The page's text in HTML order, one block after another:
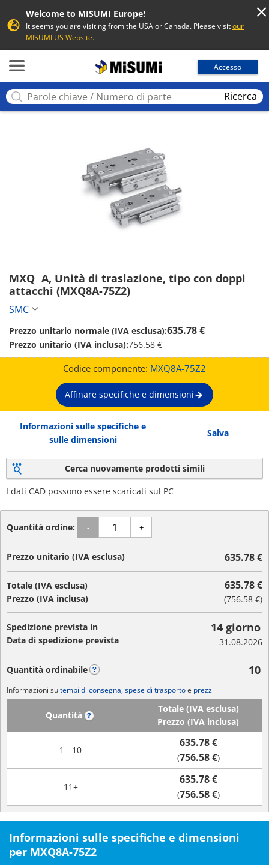
Welcome to MISUMI Europe!
It seems you are visiting from the USA or Canada. Please visitour
MISUMI US Website.
Accesso
Ricerca
MXQ□A, Unità di traslazione, tipo con doppi
attacchi (MXQ8A-75Z2)
SMC
Prezzo unitario normale (IVA esclusa):635.78 €
Prezzo unitario (IVA inclusa):756.58 €
Codice componente: MXQ8A-75Z2
Affinare specifiche e dimensioni
Informazioni sulle specifiche e
sulle dimensioni
Salva
Cerca nuovamente prodotti simili
I dati CAD possono essere scaricati sul PC
Quantità ordine: - +
Prezzo unitario (IVA esclusa) 635.78 €
Totale (IVA esclusa)
Prezzo (IVA inclusa)
635.78 €
(756.58 €)
Spedizione prevista in
Data di spedizione prevista
14 giorno
31.08.2026
Quantità ordinabile 10
Informazioni sutempi di consegna, spese di trasportoe prezzi
Quantità
Totale (IVA esclusa)
Prezzo (IVA inclusa)
1 - 10
635.78 €
(756.58 €)
11+
635.78 €
(756.58 €)
Informazioni sulle specifiche e dimensioni
per MXQ8A-75Z2